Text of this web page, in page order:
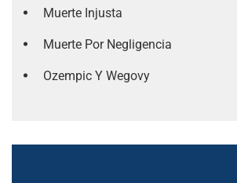
Muerte Injusta
Muerte Por Negligencia
Ozempic Y Wegovy